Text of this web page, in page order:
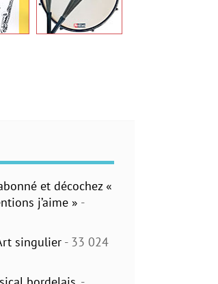
et décochez «
j’aime » -
singulier - 33 024